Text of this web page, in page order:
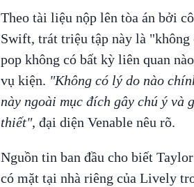
Theo tài liệu nộp lên tòa án bởi
Swift, trát triệu tập này là "không
pop không có bất kỳ liên quan
vụ kiện. "Không có lý do nào
này ngoài mục đích gây chú ý và
thiết", đại diện Venable nêu rõ.
Nguồn tin ban đầu cho biết
có mặt tại nhà riêng của Lively